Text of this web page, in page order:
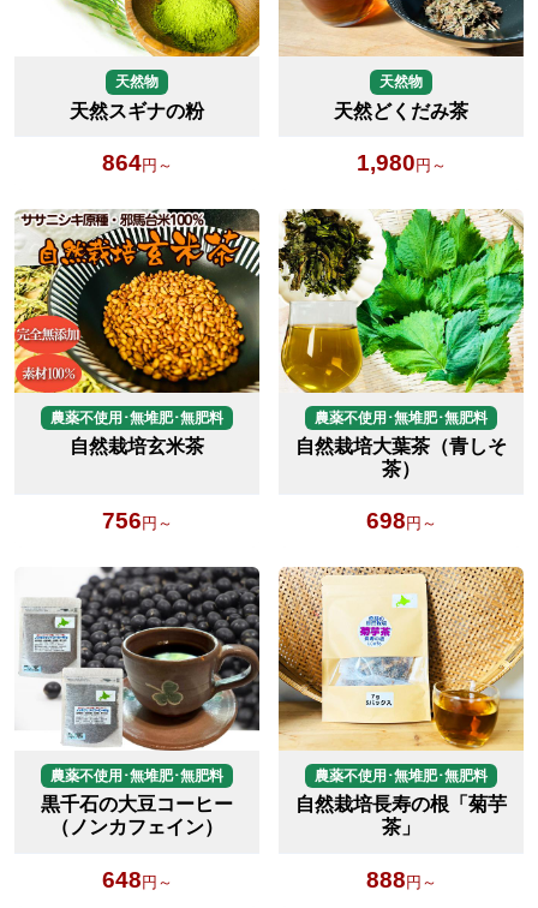
天然物
天然スギナの粉
864円～
天然物
天然どくだみ茶
1,980 円～
農薬不使用･無堆肥･無肥料
自然栽培玄米茶
756 円～
農薬不使用･無堆肥･無肥料
自然栽培大葉茶（青しそ
茶）
698 円～
農薬不使用･無堆肥･無肥料
黒千石の大豆コーヒー
（ノンカフェイン）
648円～
農薬不使用･無堆肥･無肥料
自然栽培長寿の根「菊芋
茶」
888円～